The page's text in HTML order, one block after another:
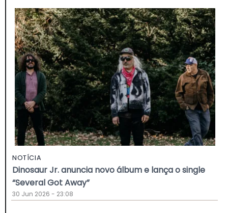
NOTÍCIA
Dinosaur Jr. anuncia novo álbum e lança o single
“Several Got Away”
30 Jun 2026 - 23:08